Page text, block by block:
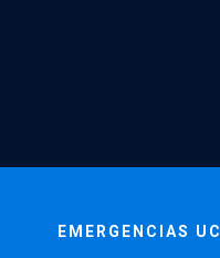
EMERGENCIAS UC